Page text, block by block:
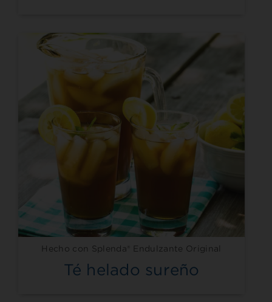
Hecho con Splenda® Endulzante Original
Té helado sureño